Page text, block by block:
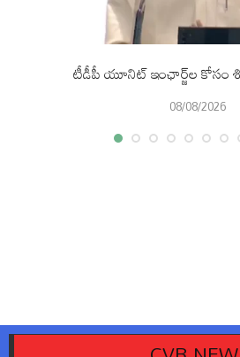
టీడీపీ యూనిట్ ఇంఛార్జ్‌ల కోసం
08/08/2026